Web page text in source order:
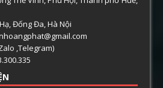
Đống Đa, Hà Nội
,Telegram)